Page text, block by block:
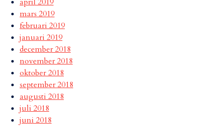
mars 2019
februari 2019
januari 2019
december 2018
november 2018
oktober 2018
september 2018
augusti 2018
juli 2018
juni 2018